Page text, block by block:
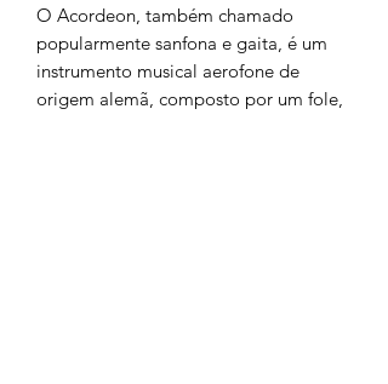
O Acordeon, também chamado
popularmente sanfona e gaita, é um
instrumento musical aerofone de
origem alemã, composto por um fole,